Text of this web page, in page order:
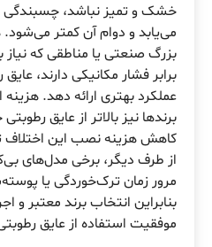
خشک و تمیز نباشد، چسبندگی
می‌یابد و دوام آن کمتر
بزرگ صنعتی یا مناطقی که نیاز
برابر فشار مکانیکی دارند،
عملکرد بهتری ارائه دهد.
برندها نیز بالاتر از عایق
کاهش هزینه نصب این اختلاف
از طرف دیگر، برخی مدل‌های
مرور زمان ترک‌خوردگی یا
بنابراین انتخاب برند معتبر
موفقیت استفاده از عایق